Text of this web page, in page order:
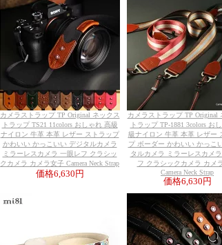
カメラストラップ TP Original ネックス
トラップ TS21 11colors おしゃれ 高級
ナイロン 牛革 本革 レザー ストラップ
かわいい かっこいい デジタルカメラ
ミラーレスカメラ 一眼レフ クラシッ
クカメラ カメラ女子 Camera Neck Strap
価格6,630円
カメラストラップ TP Original
トラップ TP-1881 3colors お
級ナイロン 牛革 本革 レザー
プ ボーダー かわいい かっこ
タルカメラ ミラーレスカメ
フ クラシックカメラ カメ
Camera Neck Strap
価格6,630円